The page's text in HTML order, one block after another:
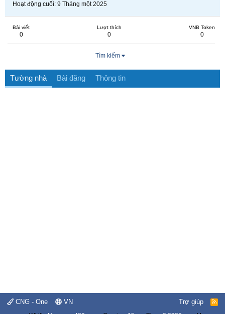
Hoạt động cuối 9 Tháng một 2025
Bài viết
0
Lượt thích
0
VNB Token
0
Tìm kiếm
Tường nhà Bài đăng Thông tin
CNG - One VN Trợ giúp
R